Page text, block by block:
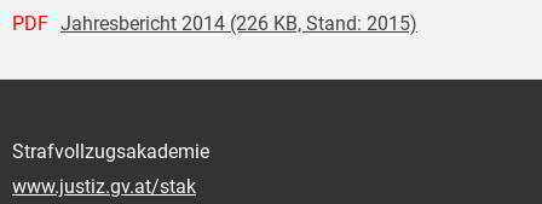
PDF Jahresbericht 2014 (226 KB, Stand: 2015)
Strafvollzugsakademie
www.justiz.gv.at/stak